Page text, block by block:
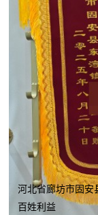
河北省廊坊市固安
百姓利益